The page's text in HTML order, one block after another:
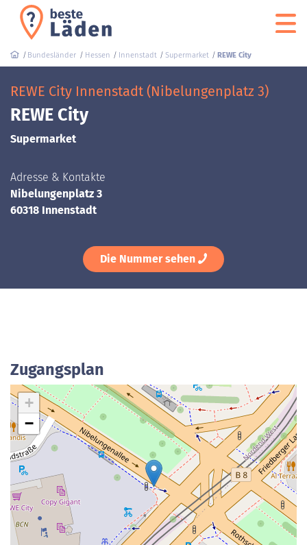
Bundesländer Hessen Innenstadt Supermarket REWE City
REWE City Innenstadt (Nibelungenplatz 3)
REWE City
Supermarket
Adresse & Kontakte
Nibelungenplatz 3
60318 Innenstadt
Die Nummer sehen
Zugangsplan
+
−